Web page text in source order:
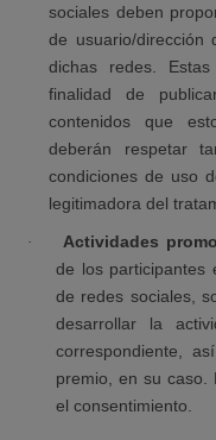
sociales deben
de usuario/dirección
dichas redes.
finalidad de
contenidos que
deberán respetar
condiciones de uso
legitimadora del
· Actividades
de los participantes
de redes sociales,
desarrollar la
correspondiente,
premio, en su caso.
el consentimiento.